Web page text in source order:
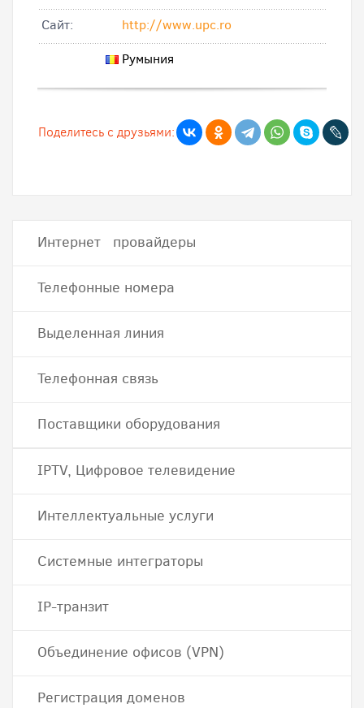
Cайт:
http://www.upc.ro
Румыния
Поделитесь с друзьями:
Интернет провайдеры
Телефонные номера
Выделенная линия
Телефонная связь
Поставщики оборудования
IPTV, Цифровое телевидение
Интеллектуальные услуги
Системные интеграторы
IP-транзит
Объединение офисов (VPN)
Регистрация доменов